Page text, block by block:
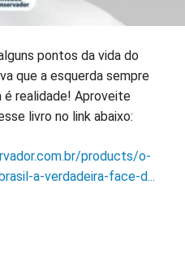
pontos da vida do
que a esquerda sempre
é realidade! Aproveite
livro no link abaixo:
products/o-
a-verdadeira-face-d...